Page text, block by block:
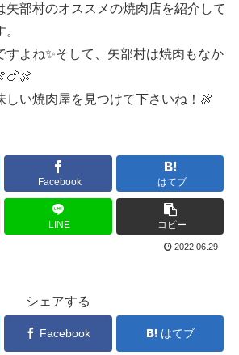
矢部村のオススメの焼肉店を紹介して
すよね✨そして、矢部村は焼肉もなか
しい焼肉屋を見つけて下さいね！🍖
Facebook はてブ
LINE コピー
2022.06.29
シェアする
Facebook はてブ